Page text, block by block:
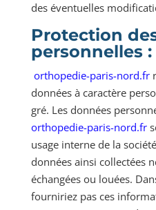
des éventuelles
Protection
personnelles :
orthopedie-paris-nord.fr
données à caractère
gré. Les données
orthopedie-paris-nord.fr
usage interne de la
données ainsi collectées
échangées ou louées.
fourniriez pas ces